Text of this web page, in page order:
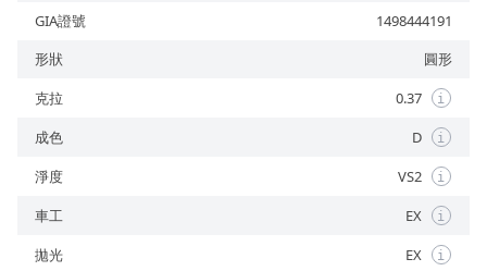
GIA證號
1498444191
形狀
圓形
克拉
0.37 i
成色 D i
淨度 VS2 i
車工 EX i
拋光 EX i